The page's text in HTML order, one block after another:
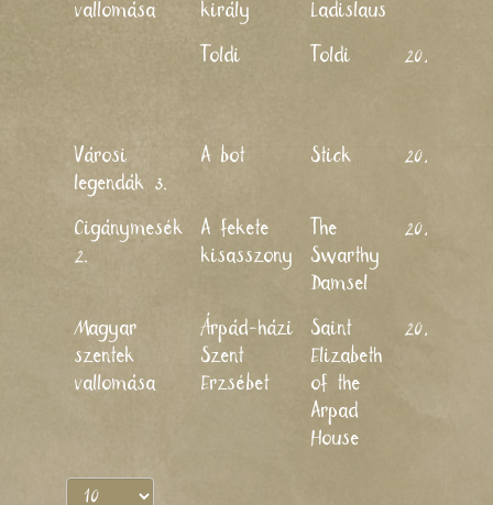
vallomása
király
Ladislaus
Toldi Toldi 2022
Városi
legendák 3.
A bot Stick 2023
Cigánymesék
2.
A fekete
kisasszony
The
Swarthy
Damsel
2023
Magyar
szentek
vallomása
Árpád-házi
Szent
Erzsébet
Saint
Elizabeth
of the
Arpad
House
2023